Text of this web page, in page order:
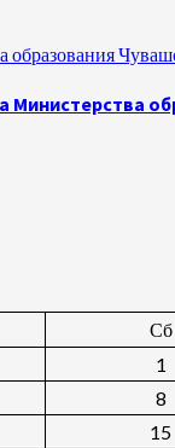
Сб
1
8
15